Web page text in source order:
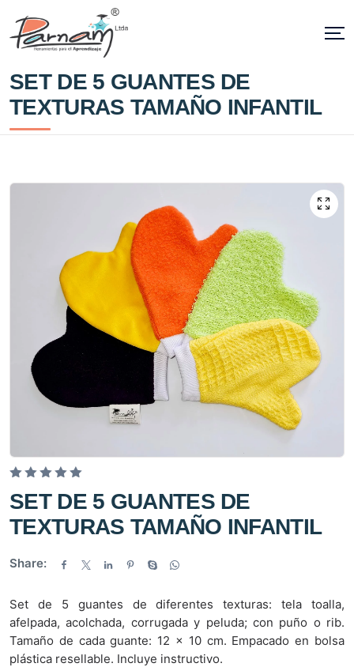
SET DE 5 GUANTES DE
TEXTURAS TAMAÑO INFANTIL
V
a
r
d
o
e
n
SET DE 5 GUANTES DE
TEXTURAS TAMAÑO INFANTIL
Share:
Set de 5 guantes de diferentes texturas: tela toalla,
afelpada, acolchada, corrugada y peluda; con puño o rib.
Tamaño de cada guante: 12 x 10 cm. Empacado en bolsa
plástica resellable. Incluye instructivo.